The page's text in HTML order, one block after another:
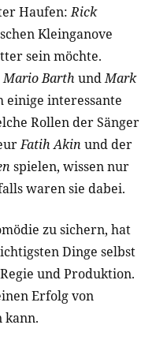
Haufen:Rick
Kleinganove
sein möchte.
Mario Barth undMark
einige interessante
Rollen der Sänger
Fatih Akin und der
spielen, wissen nur
waren sie dabei.
zu sichern, hat
Dinge selbst
und Produktion.
Erfolg von
kann.